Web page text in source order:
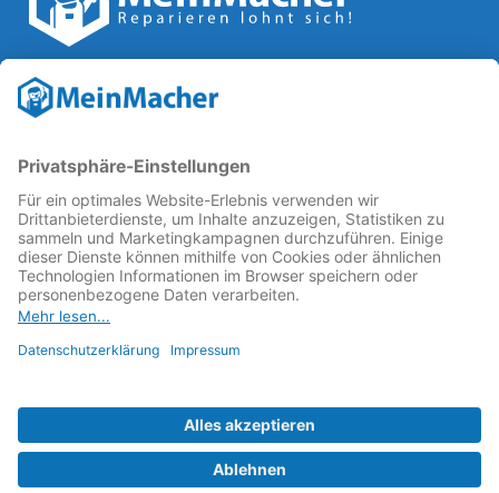
Reparatur Revolution
Reparatur↗ für eineReparatur Revolution
Reparaturbedingungen: Für Produkte, die sich gut
reparieren lassen, für günstigere Ersatzteile und den
Erhalt der reparierenden Betriebe und des Reparatur-
Know-hows in Deutschland.
Weitere Informationen
Fachhändler finden
FAQ - häufig gestellte Fragen